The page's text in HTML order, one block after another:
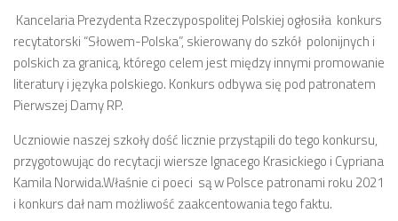
Kancelaria Prezydenta Rzeczypospolitej Polskiej ogłosiła konkurs
recytatorski “Słowem-Polska”, skierowany do szkół polonijnych i
polskich za granicą, którego celem jest między innymi promowanie
literatury i języka polskiego. Konkurs odbywa się pod patronatem
Pierwszej Damy RP.
Uczniowie naszej szkoły dość licznie przystąpili do tego konkursu,
przygotowując do recytacji wiersze Ignacego Krasickiego i Cypriana
Kamila Norwida.Właśnie ci poeci są w Polsce patronami roku 2021
i konkurs dał nam możliwość zaakcentowania tego faktu.